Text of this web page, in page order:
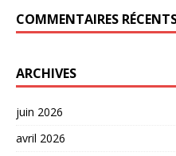
COMMENTAIRES
ARCHIVES
juin 2026
avril 2026